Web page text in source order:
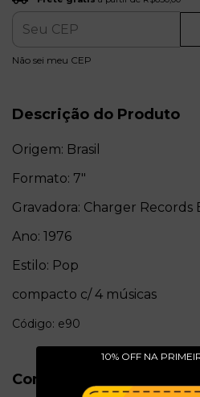
10% OFF NA
Entregas para o CEP:
Não sei meu CEP
Descrição do Produto
Origem: Brasil
Formato: 7"
Gravadora: Charger Records
Ano: 1976
Estilo: Pop
compacto c/ 4 músicas
Código: e90
Conservação do Produto